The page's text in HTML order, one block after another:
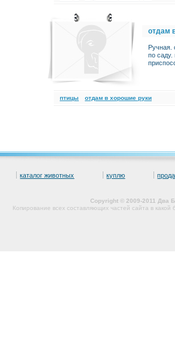
отдам
Ручная.
по саду.
птицы отдам в хорошие руки
каталог животных куплю
Copyright © 2009-2011 Два
Копирование всех составляющих частей сайта в